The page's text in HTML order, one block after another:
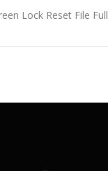
Lock Reset File